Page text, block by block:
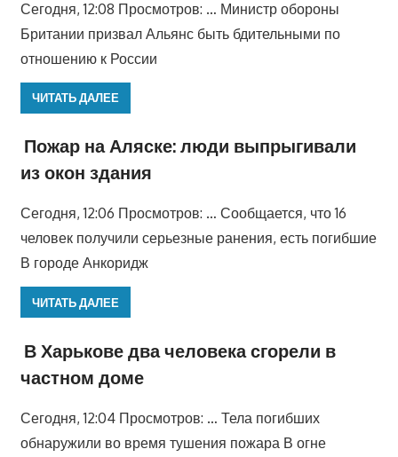
Сегодня, 12:08 Просмотров: … Министр обороны
Британии призвал Альянс быть бдительными по
отношению к России
ЧИТАТЬ ДАЛЕЕ
Пожар на Аляске: люди выпрыгивали
из окон здания
Сегодня, 12:06 Просмотров: … Сообщается, что 16
человек получили серьезные ранения, есть погибшие
В городе Анкоридж
ЧИТАТЬ ДАЛЕЕ
В Харькове два человека сгорели в
частном доме
Сегодня, 12:04 Просмотров: … Тела погибших
обнаружили во время тушения пожара В огне